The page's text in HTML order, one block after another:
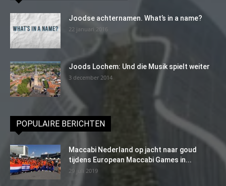
Joodse achternamen. What’s in a name?
22 januari 2016
Joods Lochem: Und die Musik spielt weiter
3 december 2014
POPULAIRE BERICHTEN
Maccabi Nederland op jacht naar goud
tijdens European Maccabi Games in...
29 juli 2019